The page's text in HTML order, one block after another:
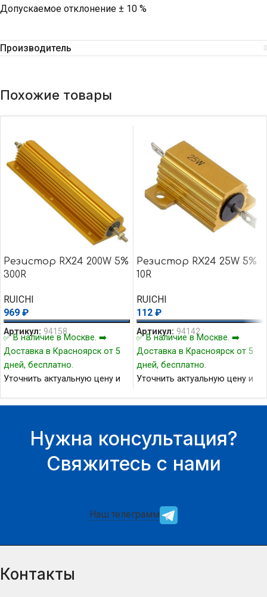
Допускаемое отклонение ± 10 %
Производитель
Похожие товары
Резистор RX24 200W 5%
300R
RUICHI
969 ₽
Артикул: 94158
✅ В наличие в Москве. ➡️
Доставка в Красноярск от 5
дней, бесплатно.
Уточнить актуальную цену и
нашего менеджера.
Резистор RX24 25W 5%
10R
RUICHI
112 ₽
Артикул: 94142
✅ В наличие в Москве. ➡️
Доставка в Красноярск от 5
дней, бесплатно.
Уточнить актуальную цену и
нашего менеджера.
Нужна консультация?
Свяжитесь с нами
Наш телеграмм
Контакты